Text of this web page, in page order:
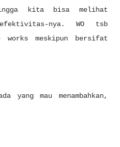
kita bisa melihat
efektivitas-nya. WO tsb
works meskipun bersifat
yang mau menambahkan,